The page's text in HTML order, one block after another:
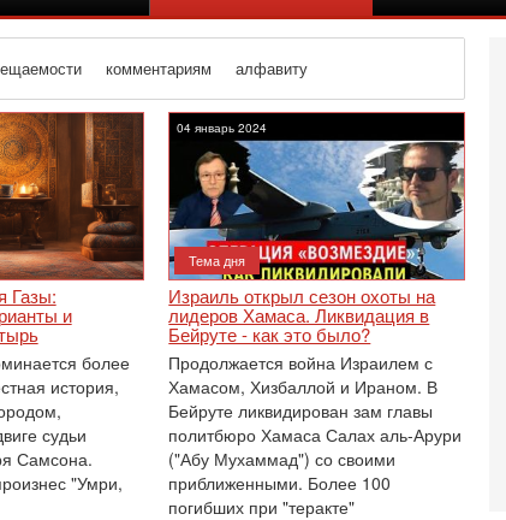
комментариям алфавиту
Газы:
и
более
история,
судьи
Самсона.
"Умри,
04 январь 2024
Тема дня
Израиль открыл сезон охоты на
лидеров Хамаса. Ликвидация в
Бейруте - как это было?
Продолжается война Израилем с
Хамасом, Хизбаллой и Ираном. В
Бейруте ликвидирован зам главы
политбюро Хамаса Салах аль-Арури
("Абу Мухаммад") со своими
приближенными. Более 100
погибших при "теракте"